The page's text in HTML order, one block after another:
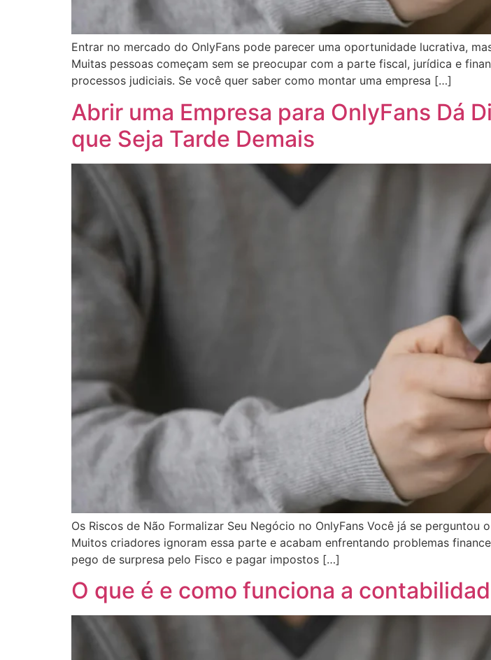
Entrar no mercado do OnlyFans pode parecer uma oportunidade lucrativa,
Muitas pessoas começam sem se preocupar com a parte fiscal, jurídica e
processos judiciais. Se você quer saber como montar uma empresa […]
Abrir uma Empresa para OnlyFans Dá
que Seja Tarde Demais
Os Riscos de Não Formalizar Seu Negócio no OnlyFans Você já se
Muitos criadores ignoram essa parte e acabam enfrentando problemas
pego de surpresa pelo Fisco e pagar impostos […]
O que é e como funciona a